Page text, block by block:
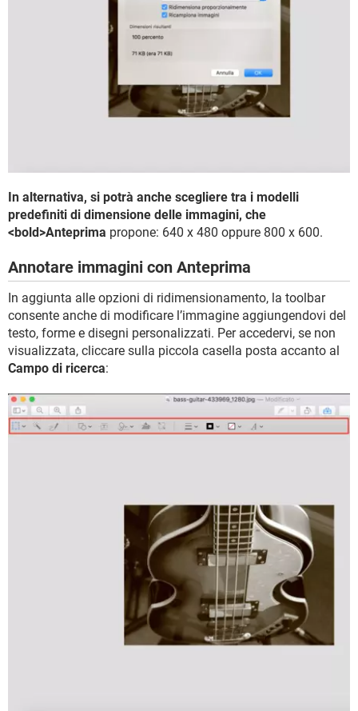
In alternativa, si potrà anche scegliere tra i modelli
predefiniti di dimensione delle immagini, che
<bold>Anteprima propone: 640 x 480 oppure 800 x 600.
Annotare immagini con Anteprima
In aggiunta alle opzioni di ridimensionamento, la toolbar
consente anche di modificare l’immagine aggiungendovi del
testo, forme e disegni personalizzati. Per accedervi, se non
visualizzata, cliccare sulla piccola casella posta accanto al
Campo di ricerca: